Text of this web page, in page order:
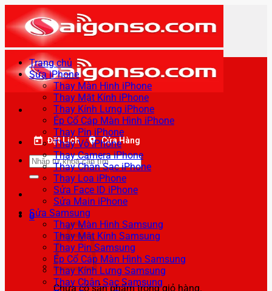
qua
nội
dung
Đặt Lịch Cửa Hàng
Tìm
kiếm:
0
Chưa có sản phẩm trong giỏ hàng.
Trang chủ
Sửa iPhone
Thay Màn Hình iPhone
Thay Mặt Kính iPhone
Thay Kính Lưng iPhone
Ép Cổ Cáp Màn Hình iPhone
Thay Pin iPhone
Thay Vỏ iPhone
Thay Camera iPhone
Thay Chân Sạc iPhone
Thay Loa iPhone
Sửa Face ID iPhone
Sửa Main iPhone
Sửa Samsung
Thay Màn Hình Samsung
Thay Mặt Kính Samsung
Thay Pin Samsung
Ép Cổ Cáp Màn Hình Samsung
Thay Kính Lưng Samsung
Thay Chân Sạc Samsung